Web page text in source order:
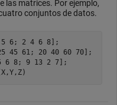
las matrices. Por ejemplo,
conjuntos de datos.
6; 2 4 6 8];
45 61; 20 40 60 70];
6 8; 9 13 2 7];